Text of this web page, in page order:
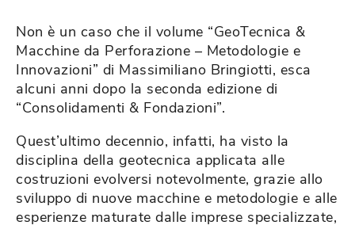
Non è un caso che il volume “GeoTecnica &
Macchine da Perforazione – Metodologie e
Innovazioni” di Massimiliano Bringiotti, esca
alcuni anni dopo la seconda edizione di
“Consolidamenti & Fondazioni”.
Quest’ultimo decennio, infatti, ha visto la
disciplina della geotecnica applicata alle
costruzioni evolversi notevolmente, grazie allo
sviluppo di nuove macchine e metodologie e alle
esperienze maturate dalle imprese specializzate,